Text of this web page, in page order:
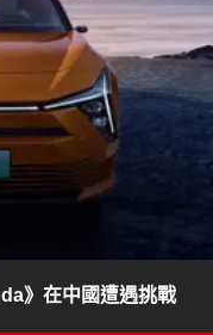
》在中國遭遇挑戰